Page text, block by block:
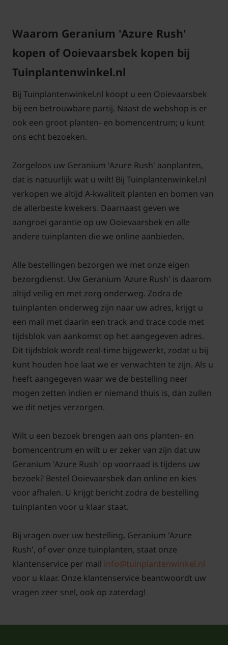
Waarom Geranium 'Azure Rush'
kopen of Ooievaarsbek kopen bij
Tuinplantenwinkel.nl
Bij Tuinplantenwinkel.nl koopt u een Ooievaarsbek
bij een betrouwbare partij. Naast de webshop is er
ook een groot planten- en bomencentrum; u kunt
ons echt bezoeken.
Zorgeloos uw Geranium 'Azure Rush' aanplanten,
dat is natuurlijk wat u wilt! Bij Tuinplantenwinkel.nl
verkopen we altijd A-kwaliteit planten en bomen van
de allerbeste kwekers. Daarnaast geven we
aangroei garantie op uw Ooievaarsbek en alle
andere tuinplanten die we online aanbieden.
Alle bestellingen bezorgen we met onze eigen
bezorgdienst. Uw Geranium 'Azure Rush' is daarom
altijd veilig en met zorg onderweg. Zodra de
tuinplanten onderweg zijn naar uw adres, krijgt u
een mail met daarin een track and trace code met
tijdsblok van aankomst op het aangegeven adres.
Dit tijdsblok wordt real-time bijgewerkt, zodat u bij
kunt houden hoe laat we er verwachten te zijn. Als u
heeft aangegeven waar we de bestelling neer
mogen zetten indien er niemand thuis is, dan zullen
we dit netjes verzorgen.
Wilt u een bezoek brengen aan ons planten- en
bomencentrum en wilt u er zeker van zijn dat uw
Geranium 'Azure Rush' op voorraad is tijdens uw
bezoek? Bestel Ooievaarsbek dan online en kies
voor afhalen. U krijgt bericht zodra de bestelling
tuinplanten voor u klaar staat.
Bij vragen over uw bestelling, Geranium 'Azure
Rush', of over onze tuinplanten, staat onze
klantenservice per mail info@tuinplantenwinkel.nl
voor u klaar. Onze klantenservice beantwoordt uw
vragen zeer snel, ook op zaterdag!